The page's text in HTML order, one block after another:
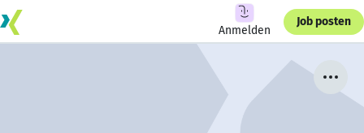
Anmelden
Job posten